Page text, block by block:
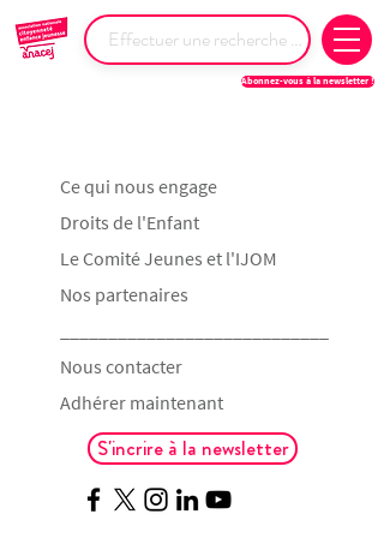
Abonnez-vous à la newsletter !
Ce qui nous engage
Droits de l'Enfant
Le Comité Jeunes et l'IJOM
Nos partenaires
Nous contacter
Adhérer maintenant
S'incrire à la newsletter